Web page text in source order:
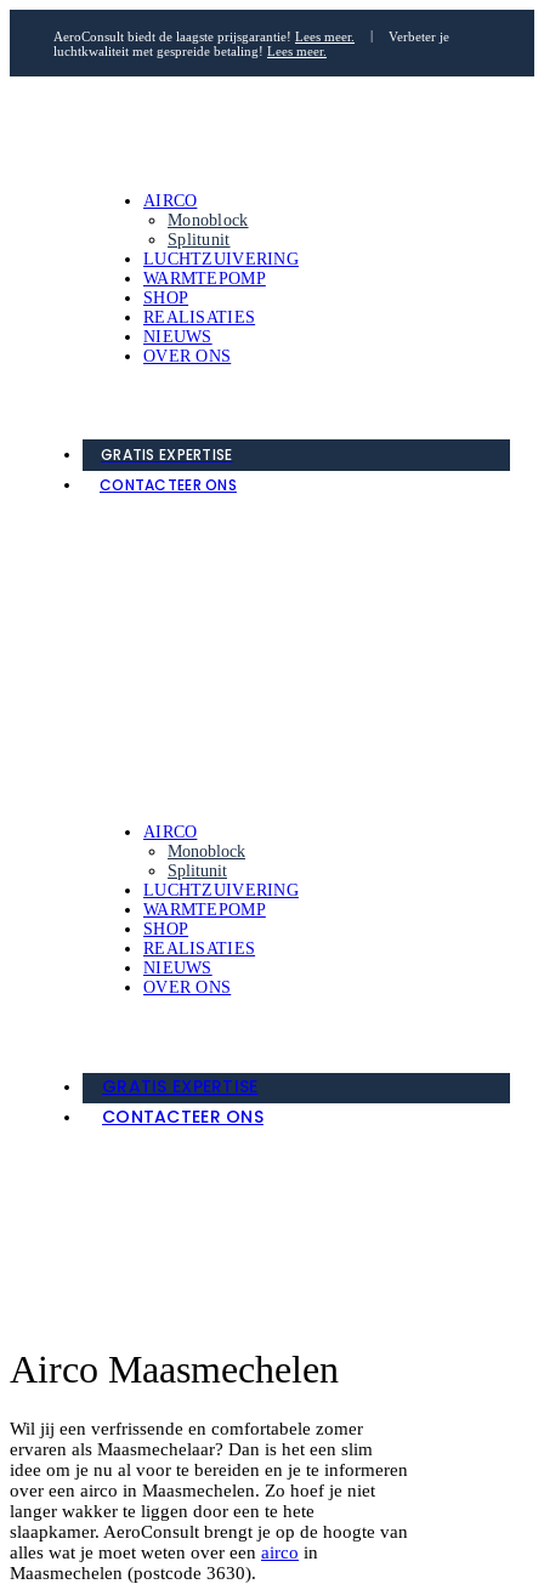
AeroConsult biedt de laagste prijsgarantie! Lees meer. |
Verbeter je
luchtkwaliteit met gespreide betaling! Lees meer.
AIRCO
Monoblock
Splitunit
LUCHTZUIVERING
WARMTEPOMP
SHOP
REALISATIES
NIEUWS
OVER ONS
GRATIS EXPERTISE
CONTACTEER ONS
AIRCO
Monoblock
Splitunit
LUCHTZUIVERING
WARMTEPOMP
SHOP
REALISATIES
NIEUWS
OVER ONS
GRATIS EXPERTISE
CONTACTEER ONS
Airco Maasmechelen
Wil jij een verfrissende en comfortabele zomer
ervaren als Maasmechelaar? Dan is het een slim
idee om je nu al voor te bereiden en je te informeren
over een airco in Maasmechelen. Zo hoef je niet
langer wakker te liggen door een te hete
slaapkamer. AeroConsult brengt je op de hoogte van
alles wat je moet weten over een airco in
Maasmechelen (postcode 3630).